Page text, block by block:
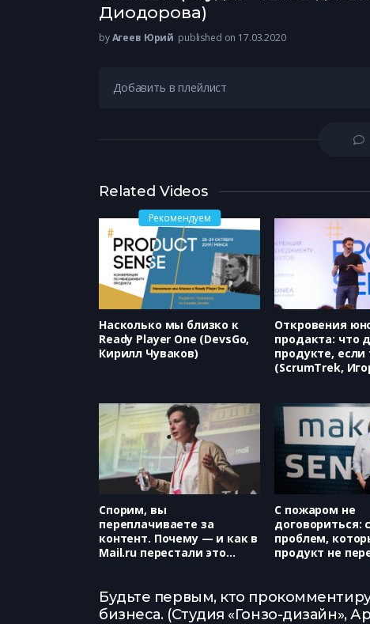
Диодорова)
byАгеев Юрий published on 17.03.2020
Добавить в плейлист
Related Videos
Рекомендуем
Насколько мы близко к
Ready Player One (DevsGo,
Кирилл Чуваков)
Откровения
продакта: что
продукте,
(ScrumTrek,
Спорим, вы
переплачиваете за
контент. Почему — и как в
Mail.ru перестали это
С пожаром не
договориться:
проблем,
продукт не
Будьте первым, кто
бизнеса. (Студия «Гонзо-дизайн»,